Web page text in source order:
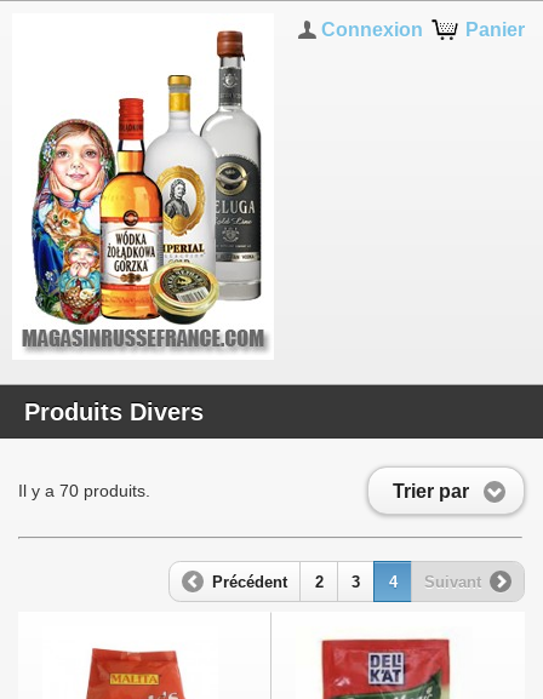
Panier
Connexion
Produits Divers
Trier par
Il y a 70 produits.
Précédent 2 3 4 Suivant